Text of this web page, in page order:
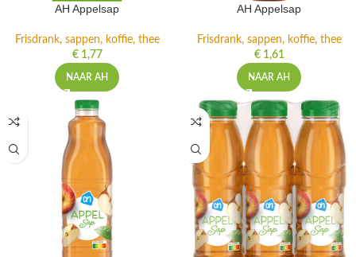
AH Appelsap
Frisdrank, sappen, koffie, thee
€1,77
NAAR AH
AH Appelsap
Frisdrank, sappen, koffie, thee
€1,61
NAAR AH